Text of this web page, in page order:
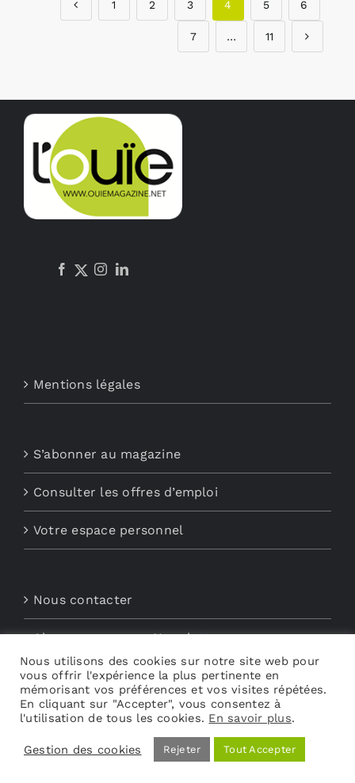
1 2 3 4 5 6
7 … 11
Mentions légales
S’abonner au magazine
Consulter les offres d’emploi
Votre espace personnel
Nous contacter
Abonnements aux Newsletters
Découvrez My Audio
Nous utilisons des cookies sur notre site web pour
vous offrir l'expérience la plus pertinente en
mémorisant vos préférences et vos visites répétées.
En cliquant sur "Accepter", vous consentez à
l'utilisation de tous les cookies. En savoir plus.
Gestion des cookies Rejeter Tout Accepter